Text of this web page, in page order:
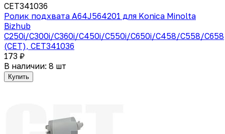
CET341036
Ролик подхвата A64J564201 для Konica Minolta
Bizhub
C250i/C300i/C360i/C450i/C550i/C650i/C458/C558/C658
(CET), CET341036
173 ₽
В наличии: 8 шт
Купить